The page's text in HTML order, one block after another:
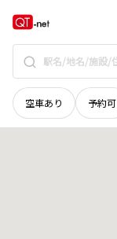
空車あり 予約可
愛媛県